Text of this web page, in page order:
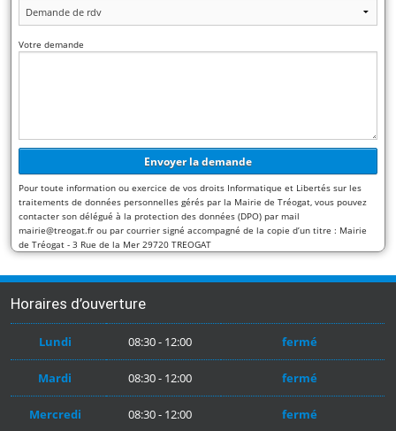
Votre demande
Pour toute information ou exercice de vos droits Informatique et Libertés sur les
traitements de données personnelles gérés par la Mairie de Tréogat, vous pouvez
contacter son délégué à la protection des données (DPO) par mail
mairie@treogat.fr ou par courrier signé accompagné de la copie d’un titre : Mairie
de Tréogat - 3 Rue de la Mer 29720 TREOGAT
Horaires d’ouverture
Lundi 08:30 - 12:00 fermé
Mardi 08:30 - 12:00 fermé
Mercredi 08:30 - 12:00 fermé